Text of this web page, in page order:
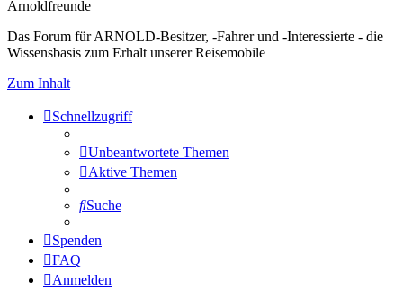
Arnoldfreunde
Das Forum für ARNOLD-Besitzer, -Fahrer und -Interessierte - die
Wissensbasis zum Erhalt unserer Reisemobile
Zum Inhalt
Schnellzugriff
Unbeantwortete Themen
Aktive Themen
Suche
Spenden
FAQ
Anmelden